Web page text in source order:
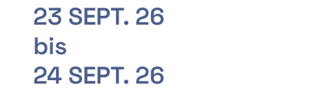
23 SEPT. 26
bis
24 SEPT. 26